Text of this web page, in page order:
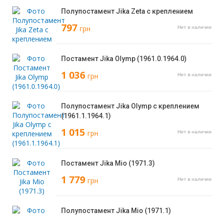
Полупостамент Jika Zeta с креплением
797 грн Нет в наличии
Постамент Jika Olymp (1961.0.1964.0)
1 036 грн Нет в наличии
Полупостамент Jika Olymp с креплением
(1961.1.1964.1)
1 015 грн Нет в наличии
Постамент Jika Mio (1971.3)
1 779 грн Нет в наличии
Полупостамент Jika Mio (1971.1)